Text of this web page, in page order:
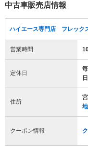
中古車販売店情報
ハイエース専門店 フレック
営業時間
定休日
住所
クーポン情報